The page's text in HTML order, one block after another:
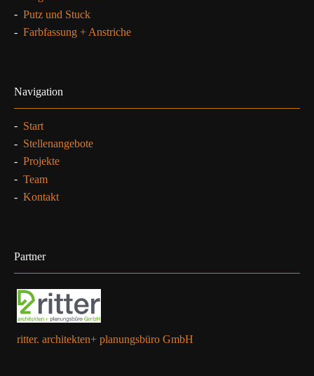
- Putz und Stuck
- Farbfassung + Anstriche
Navigation
- Start
- Stellenangebote
- Projekte
- Team
- Kontakt
Partner
ritter. architekten+ planungsbüro GmbH